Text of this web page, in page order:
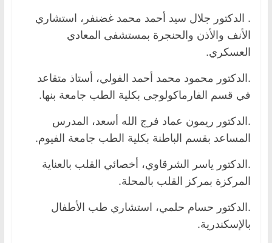
. الدكتور جلال سيد أحمد محمد غضنفر، استشاري
الأنف والأذن والحنجرة بمستشفى المعادي
العسكري.
.الدكتور محمود محمد أحمد الفولي، أستاذ متقاعد
في قسم الفارماكولوجى بكلية الطب جامعة بنها.
.الدكتور ريمون عماد فرج الله أسعد، المدرس
المساعد بقسم الباطنة بكلية الطب جامعة الفيوم.
.الدكتور ياسر الشرقاوي، أخصائي القلب بالعناية
المركزة بمركز القلب بالمحلة.
.الدكتور حسام حلمي، استشاري طب الأطفال
بالإسكندرية.